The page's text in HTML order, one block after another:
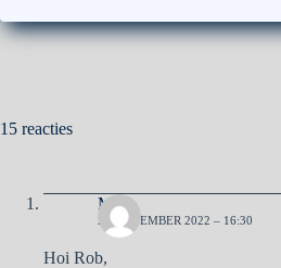
15 reacties
Ma
27 NOVEMBER 2022 – 16:30
Hoi Rob,